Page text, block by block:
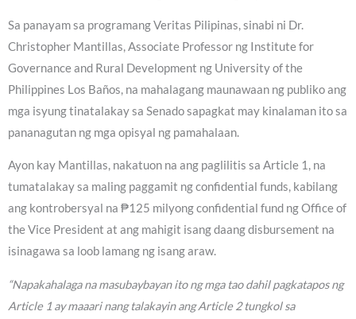
Sa panayam sa programang Veritas Pilipinas, sinabi ni Dr.
Christopher Mantillas, Associate Professor ng Institute for
Governance and Rural Development ng University of the
Philippines Los Baños, na mahalagang maunawaan ng publiko ang
mga isyung tinatalakay sa Senado sapagkat may kinalaman ito sa
pananagutan ng mga opisyal ng pamahalaan.
Ayon kay Mantillas, nakatuon na ang paglilitis sa Article 1, na
tumatalakay sa maling paggamit ng confidential funds, kabilang
ang kontrobersyal na ₱125 milyong confidential fund ng Office of
the Vice President at ang mahigit isang daang disbursement na
isinagawa sa loob lamang ng isang araw.
“Napakahalaga na masubaybayan ito ng mga tao dahil pagkatapos ng
Article 1 ay maaari nang talakayin ang Article 2 tungkol sa